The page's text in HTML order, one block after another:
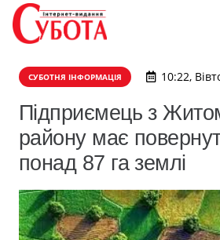
СУБОТНЯ ІНФОРМАЦІЯ 10:22,
Підприємець з
району має
понад 87 га землі